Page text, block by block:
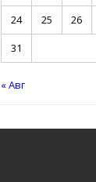
24
25 26
31
« Авг